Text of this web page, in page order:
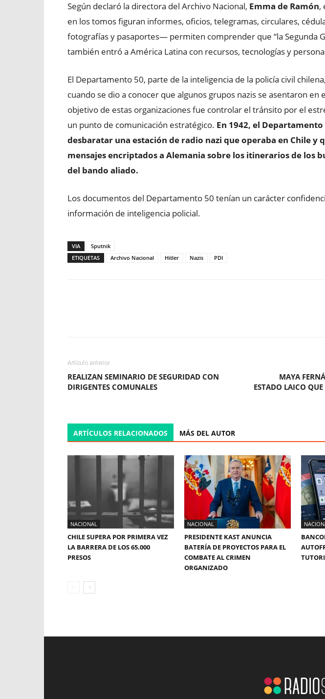
Según declaró la directora del Archivo Nacional, Emma de Ramón,
en los tomos figuran informes, oficios, telegramas, circulares,
fotografías y pasaportes— permiten comprender que “la Segunda
también entró a América Latina con recursos, tecnologías y
El Departamento 50, parte de la inteligencia de la policía civil
cuando se dio a conocer que algunos grupos nazis se asentaron en
objetivo de estas organizaciones fue controlar el tránsito por el
un punto de comunicación estratégico. En 1942, el
desbaratar una estación de radio nazi que operaba en Chile y
mensajes encriptados a Alemania sobre los itinerarios de los
del bando aliado.
Los documentos del Departamento 50 tenían un carácter
información de inteligencia policial.
VIA
Sputnik
ETIQUETAS
Archivo Nacional Hitler Nazis PDI
Artículo anterior
REALIZAN SEMINARIO DE SEGURIDAD CON
DIRIGENTES COMUNALES
MAYA
ESTADO LAICO
ARTÍCULOS RELACIONADOS MÁS DEL AUTOR
NACIONAL
CHILE SUPERA POR PRIMERA VEZ
LA BARRERA DE LOS 65.000
PRESOS
NACIONAL
PRESIDENTE KAST ANUNCIA
BATERÍA DE PROYECTOS PARA EL
COMBATE AL CRIMEN
ORGANIZADO